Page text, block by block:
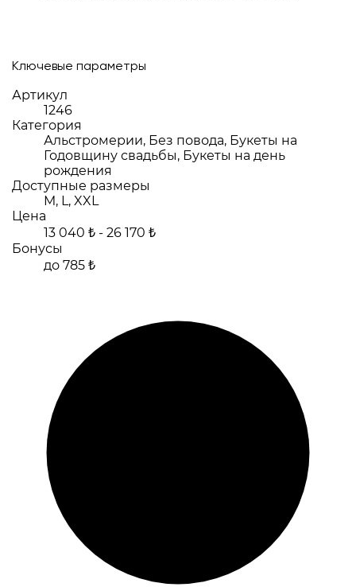
Ключевые параметры
Артикул
1246
Категория
Альстромерии, Без повода, Букеты на
Годовщину свадьбы, Букеты на день
рождения
Доступные размеры
M, L, XXL
Цена
13 040 ₺ - 26 170 ₺
Бонусы
до 785 ₺